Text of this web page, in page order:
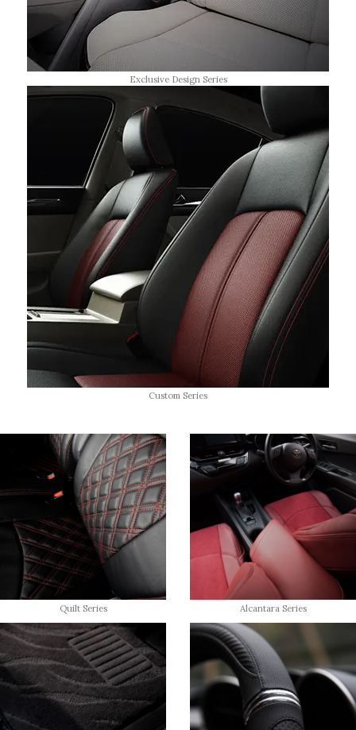
Exclusive Design Series
Custom Series
Quilt Series Alcantara Series